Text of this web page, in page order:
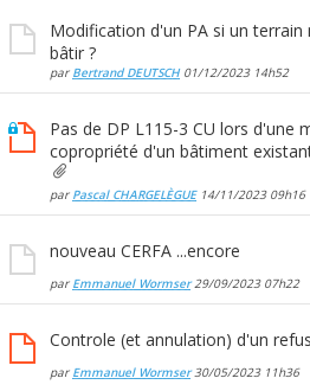
Modification d'un PA si un terrain
bâtir ?
par Bertrand DEUTSCH01/12/2023 14h52
Pas de DP L115-3 CU lors d'une
copropriété d'un bâtiment
par Pascal CHARGELÈGUE14/11/2023 09h16
nouveau CERFA ...encore
par Emmanuel Wormser29/09/2023 07h22
Controle (et annulation) d'un
par Emmanuel Wormser30/05/2023 11h36